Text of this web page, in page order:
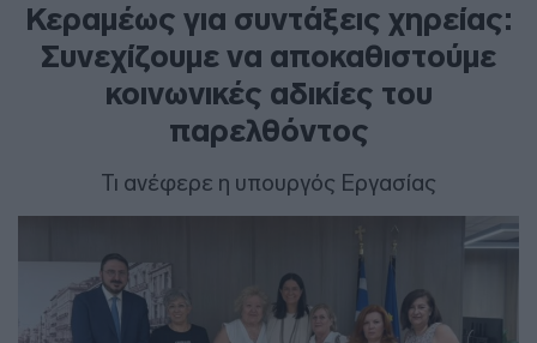
Κεραμέως για συντάξεις χηρείας:
Συνεχίζουμε να αποκαθιστούμε
κοινωνικές αδικίες του
παρελθόντος
Τι ανέφερε η υπουργός Εργασίας